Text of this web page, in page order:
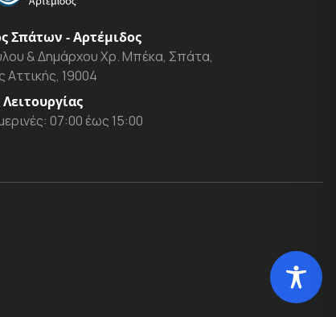
Σπάτων - Αρτέμιδος
& Δημάρχου Χρ. Μπέκα, Σπάτα,
Αττικής, 19004
07:00 έως 15:00